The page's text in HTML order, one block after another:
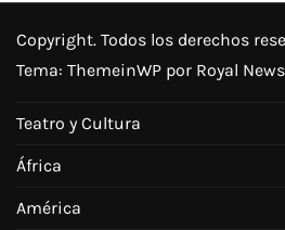
Copyright. Todos los derechos
Tema: ThemeinWP por Royal
Teatro y Cultura
África
América